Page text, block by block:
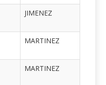
JIMENEZ
MARTINEZ
MARTINEZ